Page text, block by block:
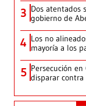
3 Dos atentados
gobierno de
4 Los no
mayoría a los
5 Persecución
disparar